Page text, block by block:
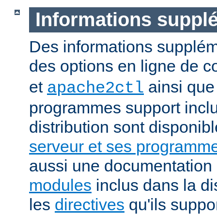
Informations
Des informations
des options en ligne de
et apache2ctl ainsi
programmes support
distribution sont
serveur et ses
aussi une
modules inclus dans la
les directives qu'ils